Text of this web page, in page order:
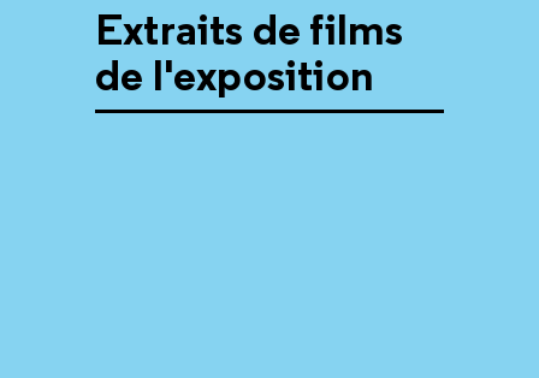
Extraits de films
de l'exposition